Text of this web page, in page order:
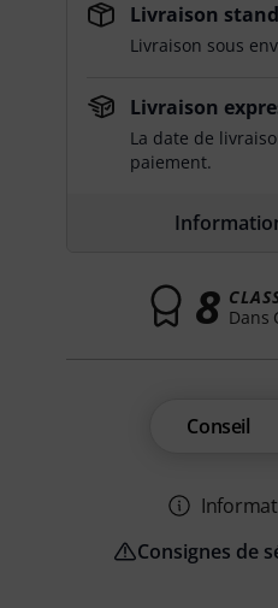
Livraison
Livraison sous
Livraison
La date de
paiement.
8 Dans
Conseil
Consignes de